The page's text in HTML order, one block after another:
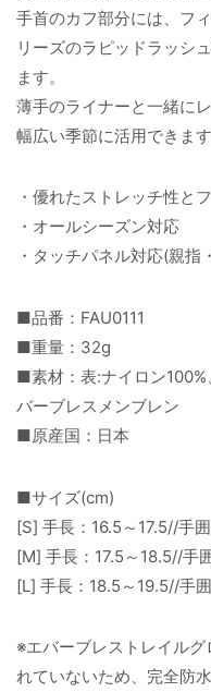
手首のカフ部分には、フ
リーズのラピッドラッシ
ます。
薄手のライナーと一緒に
幅広い季節に活用できます
・優れたストレッチ性と
・オールシーズン対応
・タッチパネル対応(親
■品番：FAU0111
■重量：32g
■素材：表:ナイロン
バーブレスメンブレン
■原産国：日本
■サイズ(cm)
[S] 手長：16.5～17.5//手
[M] 手長：17.5～18.5//手
[L] 手長：18.5～19.5//手
※エバーブレストレイル
れていないため、完全防